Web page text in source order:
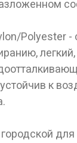
Polyester -
к